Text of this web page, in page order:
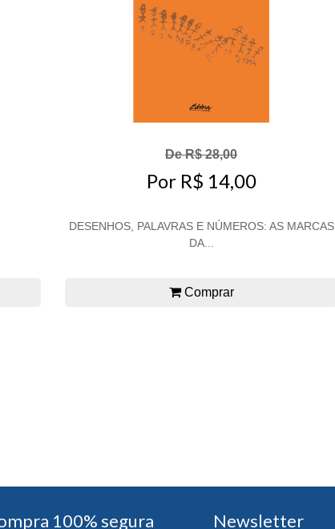
De R$ 28,00
Por R$ 14,00
DESENHOS, PALAVRAS E NÚMEROS: AS MARCAS
DA...
Comprar
100% segura Newsletter